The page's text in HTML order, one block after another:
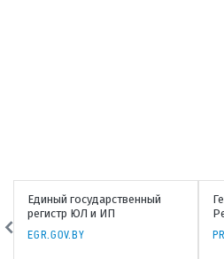
Единый государственный
регистр ЮЛ и ИП
EGR.GOV.BY